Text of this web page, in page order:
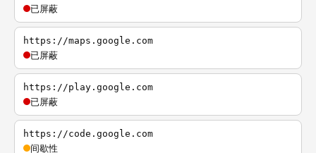
已屏蔽
https://maps.google.com
已屏蔽
https://play.google.com
已屏蔽
https://code.google.com
间歇性